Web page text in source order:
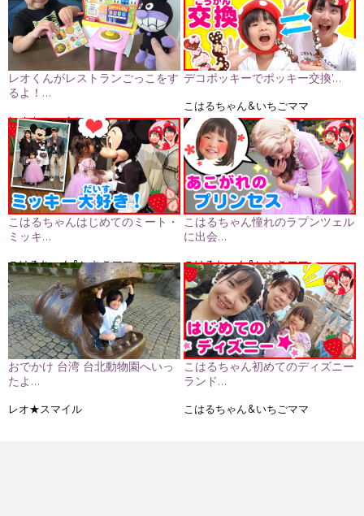
レオくんがレストランごっこをす
るよ！…
レオ★スマイル
デコポッキーでポッキー交換'…
こはるちゃん&いちごママ
こはるちゃんはじめてのミート・
ミッキ…
こはるちゃん&いちごママ
こはるちゃん憧れのラプンツェル
に出会…
こはるちゃん&いちごママ
おでかけ 台湾 台北動物園へいっ
たよ…
レオ★スマイル
こはるちゃん初めてのディズニー
ランド…
こはるちゃん&いちごママ